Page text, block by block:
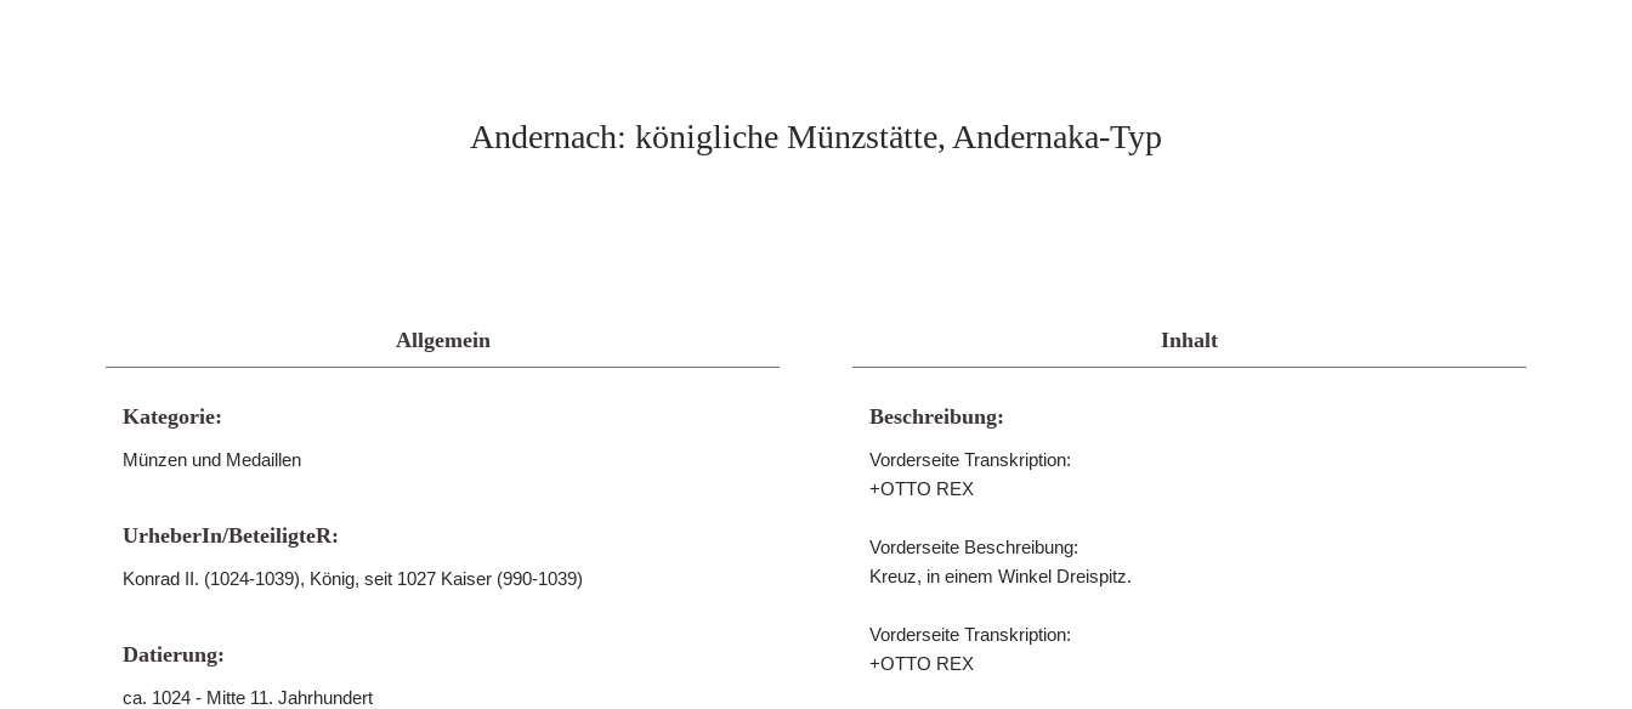
Andernach: königliche Münzstätte, Andernaka-Typ
Allgemein
Kategorie:
Münzen und Medaillen
UrheberIn/BeteiligteR:
Konrad II. (1024-1039), König, seit 1027 Kaiser (990-1039)
Datierung:
ca. 1024 - Mitte 11. Jahrhundert
Inhalt
Beschreibung:
Vorderseite Transkription:
+OTTO REX
Vorderseite Beschreibung:
Kreuz, in einem Winkel Dreispitz.
Vorderseite Transkription:
+OTTO REX